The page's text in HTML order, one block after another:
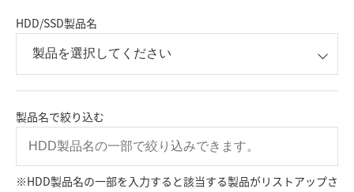
HDD/SSD製品名
製品名で絞り込む
※HDD製品名の一部を入力すると該当する製品がリストアップさ